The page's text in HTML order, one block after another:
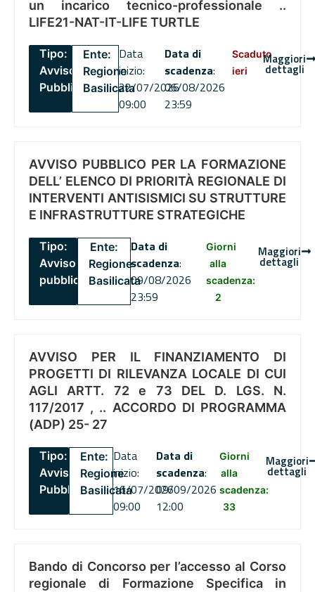
un incarico tecnico-professionale ..
LIFE21-NAT-IT-LIFE TURTLE
Tipo:
Avviso
Pubblico
Ente:
Regione
Basilicata
Data
inizio:
22/07/2026
09:00
Data di
scadenza:
06/08/2026
23:59
Scaduto
ieri
Maggiori
dettagli
AVVISO PUBBLICO PER LA FORMAZIONE
DELL’ ELENCO DI PRIORITÀ REGIONALE DI
INTERVENTI ANTISISMICI SU STRUTTURE
E INFRASTRUTTURE STRATEGICHE
Tipo:
Avviso
pubblico
Ente:
Regione
Basilicata
Data di
scadenza:
09/08/2026
23:59
Giorni
alla
scadenza:
2
Maggiori
dettagli
AVVISO PER IL FINANZIAMENTO DI
PROGETTI DI RILEVANZA LOCALE DI CUI
AGLI ARTT. 72 e 73 DEL D. LGS. N.
117/2017 , .. ACCORDO DI PROGRAMMA
(ADP) 25- 27
Tipo:
Avviso
Pubblico
Ente:
Regione
Basilicata
Data
inizio:
16/07/2026
09:00
Data di
scadenza:
09/09/2026
12:00
Giorni
alla
scadenza:
33
Maggiori
dettagli
Bando di Concorso per l’accesso al Corso
regionale di Formazione Specifica in